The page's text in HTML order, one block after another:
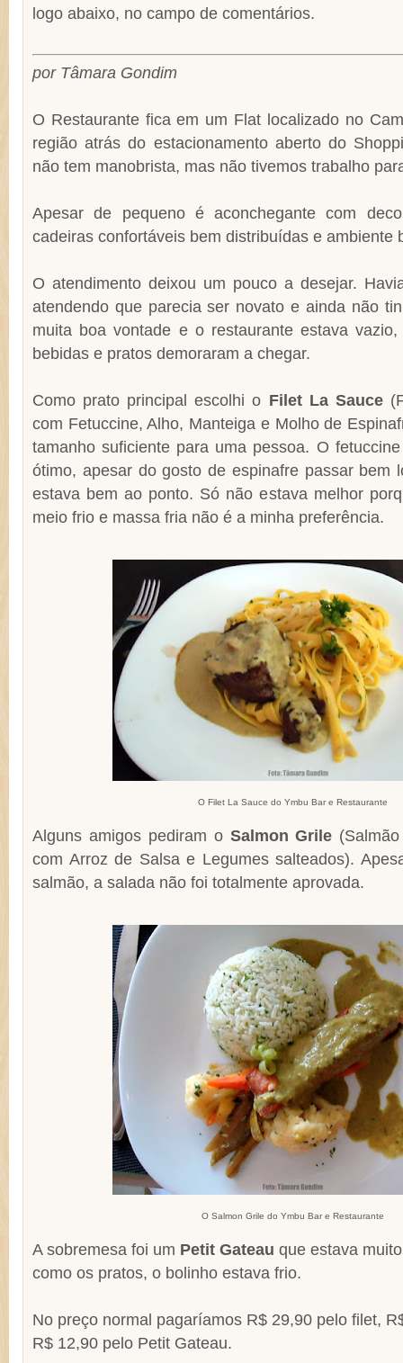
logo abaixo, no campo de comentários.
por Tâmara Gondim
O Restaurante fica em um Flat localizado no
região atrás do estacionamento aberto do
não tem manobrista, mas não tivemos trabalho
Apesar de pequeno é aconchegante com
cadeiras confortáveis bem distribuídas e ambiente
O atendimento deixou um pouco a desejar.
atendendo que parecia ser novato e ainda não
muita boa vontade e o restaurante estava
bebidas e pratos demoraram a chegar.
Como prato principal escolhi o Filet La Sauce
com Fetuccine, Alho, Manteiga e Molho de
tamanho suficiente para uma pessoa. O
ótimo, apesar do gosto de espinafre passar bem
estava bem ao ponto. Só não estava melhor
meio frio e massa fria não é a minha preferência.
O Filet La Sauce do Ymbu Bar e Restaurante
Alguns amigos pediram o Salmon Grile
com Arroz de Salsa e Legumes salteados).
salmão, a salada não foi totalmente aprovada.
O Salmon Grile do Ymbu Bar e Restaurante
A sobremesa foi um Petit Gateau que estava
como os pratos, o bolinho estava frio.
No preço normal pagaríamos R$ 29,90 pelo filet,
R$ 12,90 pelo Petit Gateau.